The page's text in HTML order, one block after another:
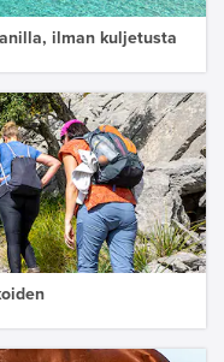
ilman kuljetusta